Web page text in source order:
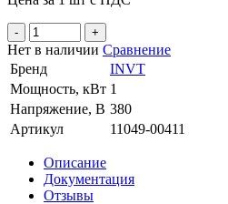
Нет в наличии Сравнение
Бренд
INVT
Мощность, кВт 1
Напряжение, В 380
Артикул
11049-00411
Описание
Документация
Отзывы